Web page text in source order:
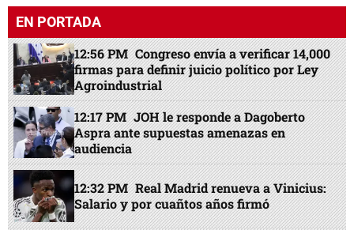
EN PORTADA
12:56 PM Congreso envía a verificar 14,000
firmas para definir juicio político por Ley
Agroindustrial
12:17 PM JOH le responde a Dagoberto
Aspra ante supuestas amenazas en
audiencia
12:32 PM Real Madrid renueva a Vinicius:
Salario y por cuañtos años firmó